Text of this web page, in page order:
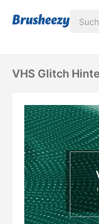
VHS Glitch